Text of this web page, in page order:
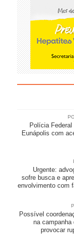
Polícia Federal
Eunápolis com
Urgente:
sofre busca e
envolvimento com
Possível
na campanha
provocar